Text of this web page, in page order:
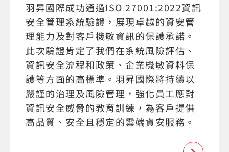
羽昇國際成功通過ISO 27001:2022資訊
安全管理系統驗證，展現卓越的資安管
理能力及對客戶機敏資訊的保護承諾。
此次驗證肯定了我們在系統風險評估、
資訊安全流程和政策、企業機敏資料保
護等方面的高標準。羽昇國際將持續以
嚴謹的治理及風險管理，強化員工應對
資訊安全威脅的教育訓練，為客戶提供
高品質、安全且穩定的雲端資安服務。